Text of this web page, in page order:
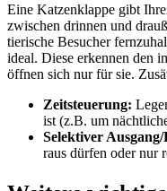
Eine Katzenklappe gibt
zwischen drinnen und
tierische Besucher
ideal. Diese erkennen den
öffnen sich nur für sie.
Zeitsteuerung:
ist (z.B. um
Selektiver
raus dürfen oder nur